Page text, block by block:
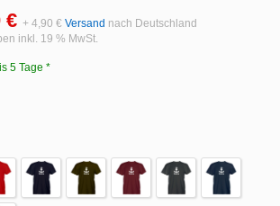
€ + 4,90 € Versand nach Deutschland
inkl. 19 % MwSt.
5 Tage *